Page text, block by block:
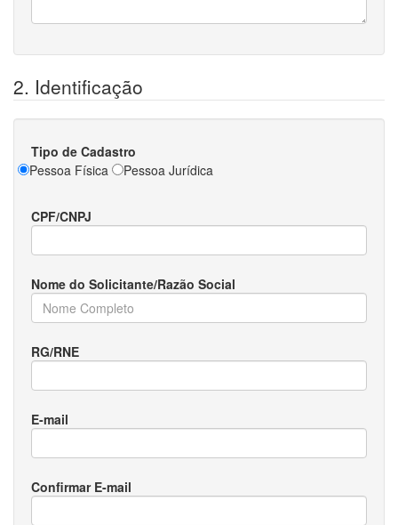
2. Identificação
Tipo de Cadastro
Pessoa Física
Pessoa Jurídica
CPF/CNPJ
Nome do Solicitante/Razão Social
RG/RNE
E-mail
Confirmar E-mail